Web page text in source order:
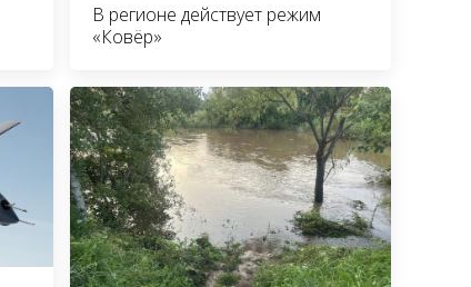
В регионе действует режим
«Ковёр»